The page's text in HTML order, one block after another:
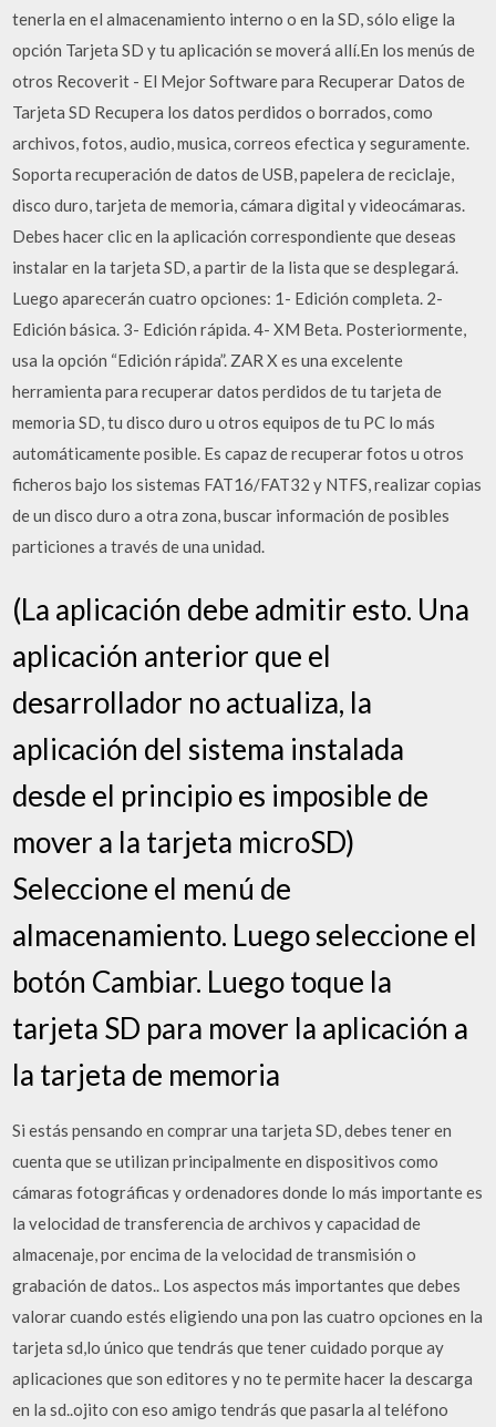
tenerla en el almacenamiento interno o en la SD, sólo elige la
opción Tarjeta SD y tu aplicación se moverá allí.En los menús de
otros Recoverit - El Mejor Software para Recuperar Datos de
Tarjeta SD Recupera los datos perdidos o borrados, como
archivos, fotos, audio, musica, correos efectica y seguramente.
Soporta recuperación de datos de USB, papelera de reciclaje,
disco duro, tarjeta de memoria, cámara digital y videocámaras.
Debes hacer clic en la aplicación correspondiente que deseas
instalar en la tarjeta SD, a partir de la lista que se desplegará.
Luego aparecerán cuatro opciones: 1- Edición completa. 2-
Edición básica. 3- Edición rápida. 4- XM Beta. Posteriormente,
usa la opción “Edición rápida”. ZAR X es una excelente
herramienta para recuperar datos perdidos de tu tarjeta de
memoria SD, tu disco duro u otros equipos de tu PC lo más
automáticamente posible. Es capaz de recuperar fotos u otros
ficheros bajo los sistemas FAT16/FAT32 y NTFS, realizar copias
de un disco duro a otra zona, buscar información de posibles
particiones a través de una unidad.
(La aplicación debe admitir esto. Una
aplicación anterior que el
desarrollador no actualiza, la
aplicación del sistema instalada
desde el principio es imposible de
mover a la tarjeta microSD)
Seleccione el menú de
almacenamiento. Luego seleccione el
botón Cambiar. Luego toque la
tarjeta SD para mover la aplicación a
la tarjeta de memoria
Si estás pensando en comprar una tarjeta SD, debes tener en
cuenta que se utilizan principalmente en dispositivos como
cámaras fotográficas y ordenadores donde lo más importante es
la velocidad de transferencia de archivos y capacidad de
almacenaje, por encima de la velocidad de transmisión o
grabación de datos.. Los aspectos más importantes que debes
valorar cuando estés eligiendo una pon las cuatro opciones en la
tarjeta sd,lo único que tendrás que tener cuidado porque ay
aplicaciones que son editores y no te permite hacer la descarga
en la sd..ojito con eso amigo tendrás que pasarla al teléfono